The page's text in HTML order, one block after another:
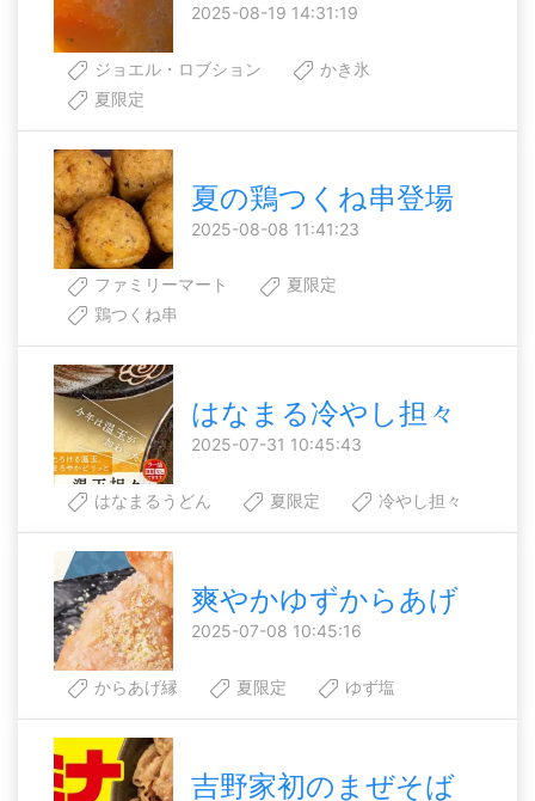
2025-08-19 14:31:19
ジョエル・ロブション
かき氷
夏限定
夏の鶏つくね串登場
2025-08-08 11:41:23
ファミリーマート
夏限定
鶏つくね串
はなまる冷やし担々
2025-07-31 10:45:43
はなまるうどん 夏限定 冷やし担々
爽やかゆずからあげ
2025-07-08 10:45:16
からあげ縁 夏限定 ゆず塩
吉野家初のまぜそば